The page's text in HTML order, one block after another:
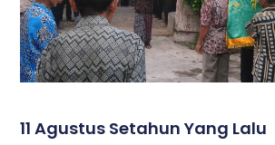
11 Agustus Setahun Yang Lalu